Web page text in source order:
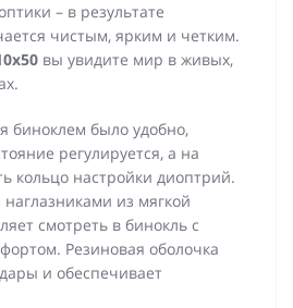
– в результате
чистым, ярким и четким.
вы увидите мир в живых,
биноклем было удобно,
регулируется, а на
кольцо настройки диоптрий.
из мягкой
смотреть в бинокль с
Резиновая оболочка
и обеспечивает